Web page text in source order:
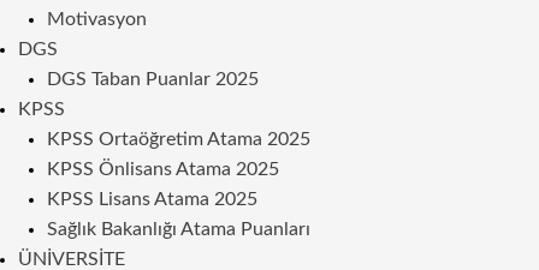
Motivasyon
DGS
DGS Taban Puanlar 2025
KPSS
KPSS Ortaöğretim Atama 2025
KPSS Önlisans Atama 2025
KPSS Lisans Atama 2025
Sağlık Bakanlığı Atama Puanları
ÜNIVERSITE